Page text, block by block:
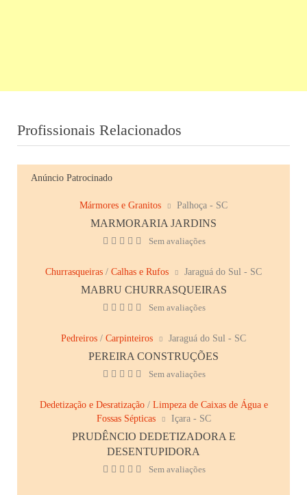
Profissionais Relacionados
Anúncio Patrocinado
Mármores e Granitos Palhoça - SC
MARMORARIA JARDINS
Sem avaliações
Churrasqueiras / Calhas e Rufos Jaraguá do Sul - SC
MABRU CHURRASQUEIRAS
Sem avaliações
Pedreiros / Carpinteiros Jaraguá do Sul - SC
PEREIRA CONSTRUÇÕES
Sem avaliações
Dedetização e Desratização/ Limpeza de Caixas de Água e
Fossas Sépticas
Içara - SC
PRUDÊNCIO DEDETIZADORA E
DESENTUPIDORA
Sem avaliações